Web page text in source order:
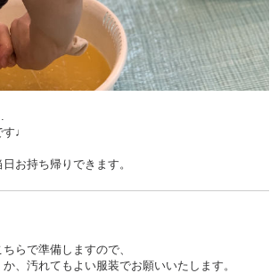
す♩
お持ち帰りできます。
らで準備しますので、
、汚れてもよい服装でお願いいたします。